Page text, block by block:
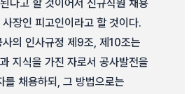
다고 할 것이어서 신규직원 채용
장인 피고인이라고 할 것이다.
의 인사규정 제9조, 제10조는
지식을 가진 자로서 공사발전을
를 채용하되, 그 방법으로는